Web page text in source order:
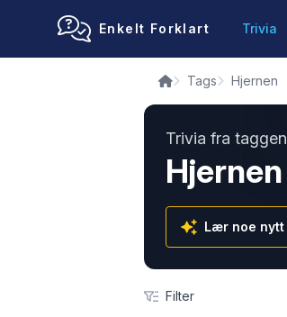
Enkelt Forklart Trivia
Tags Hjernen
Trivia fra taggen
Hjernen
Lær noe nytt
Filter